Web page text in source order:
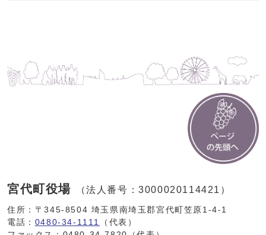
宮代町役場 （法人番号：3000020114421）
住所：〒345-8504 埼玉県南埼玉郡宮代町笠原1-4-1
電話： 0480-34-1111
（代表）